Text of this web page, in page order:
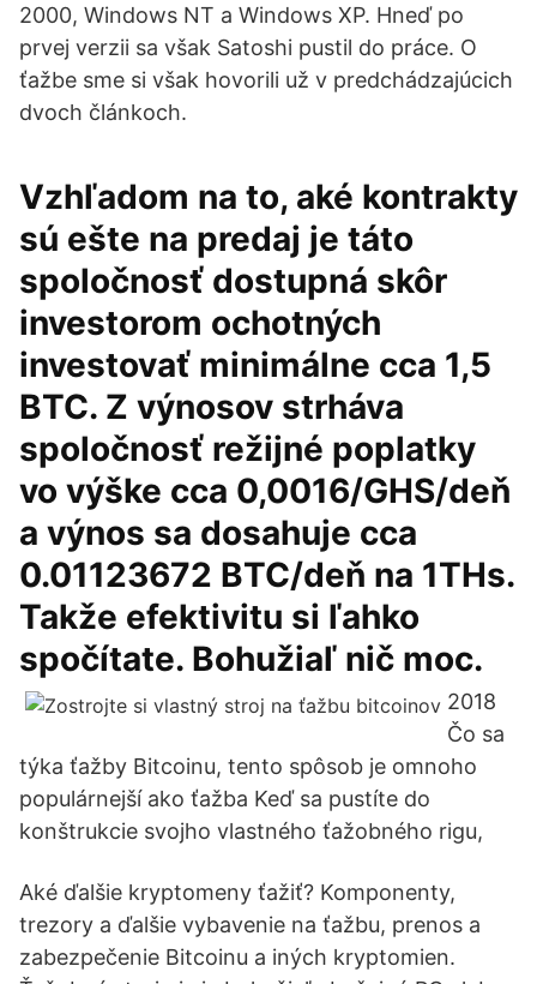
2000, Windows NT a Windows XP. Hneď po
prvej verzii sa však Satoshi pustil do práce. O
ťažbe sme si však hovorili už v predchádzajúcich
dvoch článkoch.
Vzhľadom na to, aké kontrakty
sú ešte na predaj je táto
spoločnosť dostupná skôr
investorom ochotných
investovať minimálne cca 1,5
BTC. Z výnosov strháva
spoločnosť režijné poplatky
vo výške cca 0,0016/GHS/deň
a výnos sa dosahuje cca
0.01123672 BTC/deň na 1THs.
Takže efektivitu si ľahko
spočítate. Bohužiaľ nič moc.
2018
Čo sa
týka ťažby Bitcoinu, tento spôsob je omnoho
populárnejší ako ťažba Keď sa pustíte do
konštrukcie svojho vlastného ťažobného rigu,
Aké ďalšie kryptomeny ťažiť? Komponenty,
trezory a ďalšie vybavenie na ťažbu, prenos a
zabezpečenie Bitcoinu a iných kryptomien.